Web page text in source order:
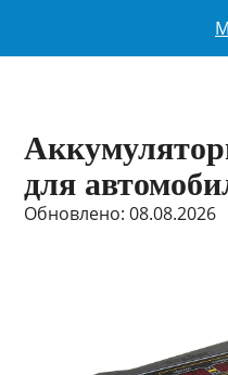
для
Обновлено: 08.08.2026